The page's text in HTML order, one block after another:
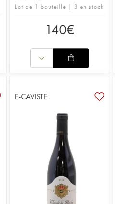
Lot de 1 bouteille | 3 en stock
140€
E-CAVISTE